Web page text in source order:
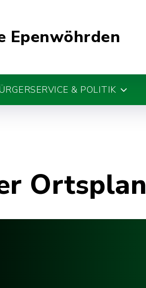
Epenwöhrden
& POLITIK
Ortsplan